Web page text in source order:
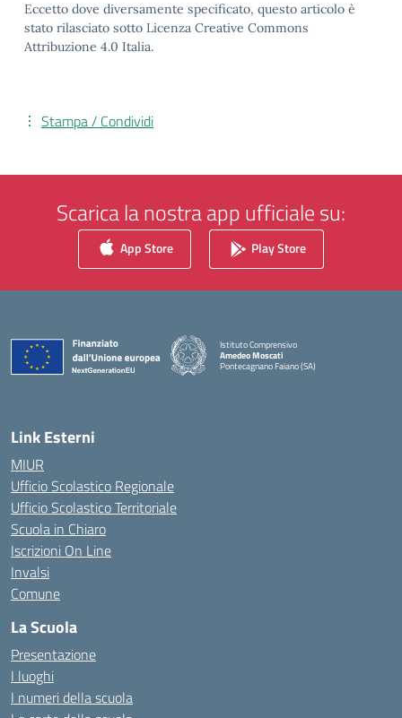
Eccetto dove diversamente specificato, questo articolo è
stato rilasciato sotto Licenza Creative Commons
Attribuzione 4.0 Italia.
Stampa / Condividi
Scarica la nostra app ufficiale su:
App Store Play Store
Istituto Comprensivo
Amedeo Moscati
Pontecagnano Faiano (SA)
— Visita la pagina iniziale della scuola
Link Esterni
MIUR
Ufficio Scolastico Regionale
Ufficio Scolastico Territoriale
Scuola in Chiaro
Iscrizioni On Line
Invalsi
Comune
La Scuola
Presentazione
I luoghi
I numeri della scuola